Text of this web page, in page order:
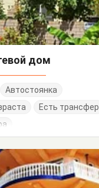
дом
Автостоянка
Есть трансфер